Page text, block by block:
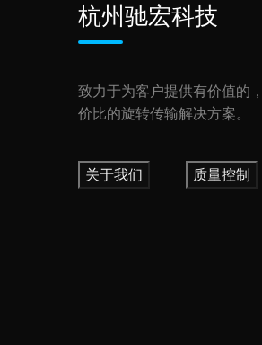
杭州驰宏科技
致力于为客户提供有价值的
价比的旋转传输解决方案。
关于我们 质量控制